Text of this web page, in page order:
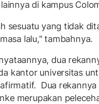
di kampus
sesuatu yang tidak
lalu," tambahnya.
dua
kantor universitas
Dua
merupakan